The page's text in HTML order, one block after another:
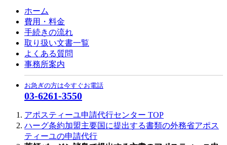
ホーム
費用・料金
手続きの流れ
取り扱い文書一覧
よくある質問
事務所案内
お急ぎの方は今すぐお電話
03-6261-3550
アポスティーユ申請代行センター TOP
ハーグ条約加盟主要国に提出する書類の外務省アポス
ティーユの申請代行